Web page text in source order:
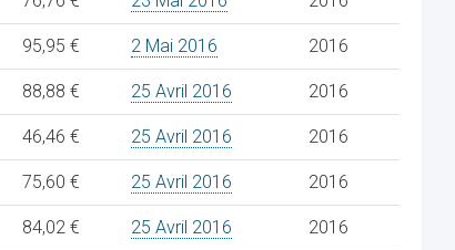
95,95 € 2 Mai 2016 2016
88,88 € 25 Avril 2016 2016
46,46 € 25 Avril 2016 2016
75,60 € 25 Avril 2016 2016
84,02 € 25 Avril 2016 2016